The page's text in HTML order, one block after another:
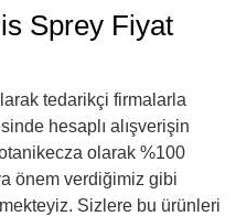
Sprey Fiyat
tedarikçi firmalarla
hesaplı alışverişin
olarak %100
önem verdiğimiz gibi
Sizlere bu ürünleri